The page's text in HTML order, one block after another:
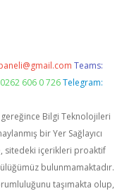
Teams:
606 0 726 Telegram:
gereğince Bilgi Teknolojileri
bir Yer Sağlayıcı
sitedeki içerikleri proaktif
bulunmamaktadır.
taşımakta olup,